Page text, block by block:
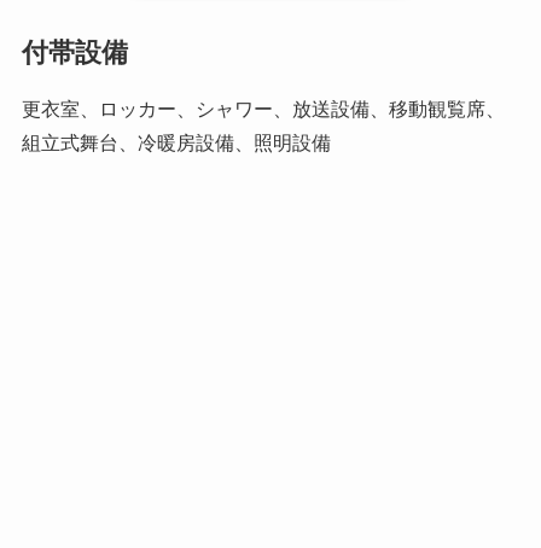
付帯設備
更衣室、ロッカー、シャワー、放送設備、移動観覧席、
組立式舞台、冷暖房設備、照明設備